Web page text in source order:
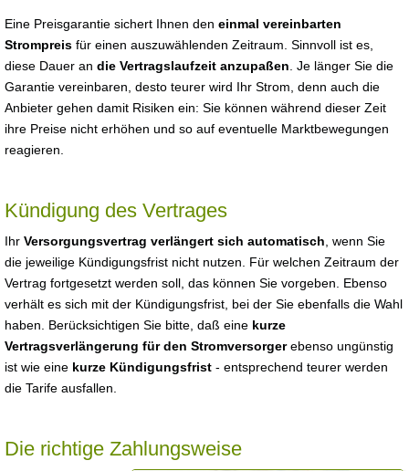
Eine Preisgarantie sichert Ihnen den einmal vereinbarten
Strompreis für einen auszuwählenden Zeitraum. Sinnvoll ist es,
diese Dauer an die Vertragslaufzeit anzupaßen . Je länger Sie die
Garantie vereinbaren, desto teurer wird Ihr Strom, denn auch die
Anbieter gehen damit Risiken ein: Sie können während dieser Zeit
ihre Preise nicht erhöhen und so auf eventuelle Marktbewegungen
reagieren.
Kündigung des Vertrages
Ihr Versorgungsvertrag verlängert sich automatisch , wenn Sie
die jeweilige Kündigungsfrist nicht nutzen. Für welchen Zeitraum der
Vertrag fortgesetzt werden soll, das können Sie vorgeben. Ebenso
verhält es sich mit der Kündigungsfrist, bei der Sie ebenfalls die Wahl
haben. Berücksichtigen Sie bitte, daß eine kurze
Vertragsverlängerung für den Stromversorgerebenso ungünstig
ist wie eine kurze Kündigungsfrist - entsprechend teurer werden
die Tarife ausfallen.
Die richtige Zahlungsweise